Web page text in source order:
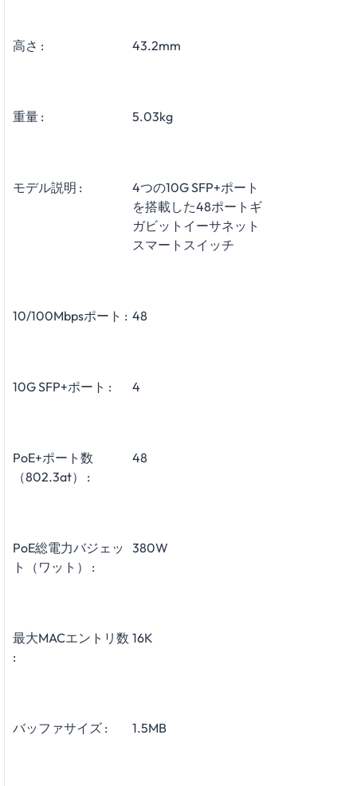
高さ : 43.2mm
重量 : 5.03kg
モデル説明 :
4つの10G SFP+ポート
を搭載した48ポートギ
ガビットイーサネット
スマートスイッチ
10/100Mbpsポート : 48
10G SFP+ポート : 4
PoE+ポート数
（802.3at） :
48
PoE総電力バジェッ
ト（ワット） :
380W
最大MACエントリ数
:
16K
バッファサイズ : 1.5MB